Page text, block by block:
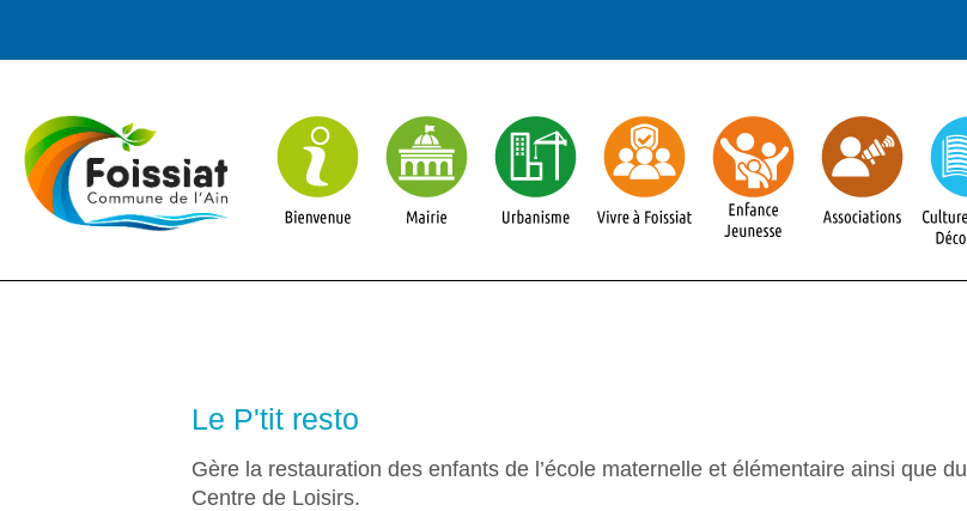
Le P'tit resto
Gère la restauration des enfants de l’école maternelle et élémentaire ainsi que du
Centre de Loisirs.